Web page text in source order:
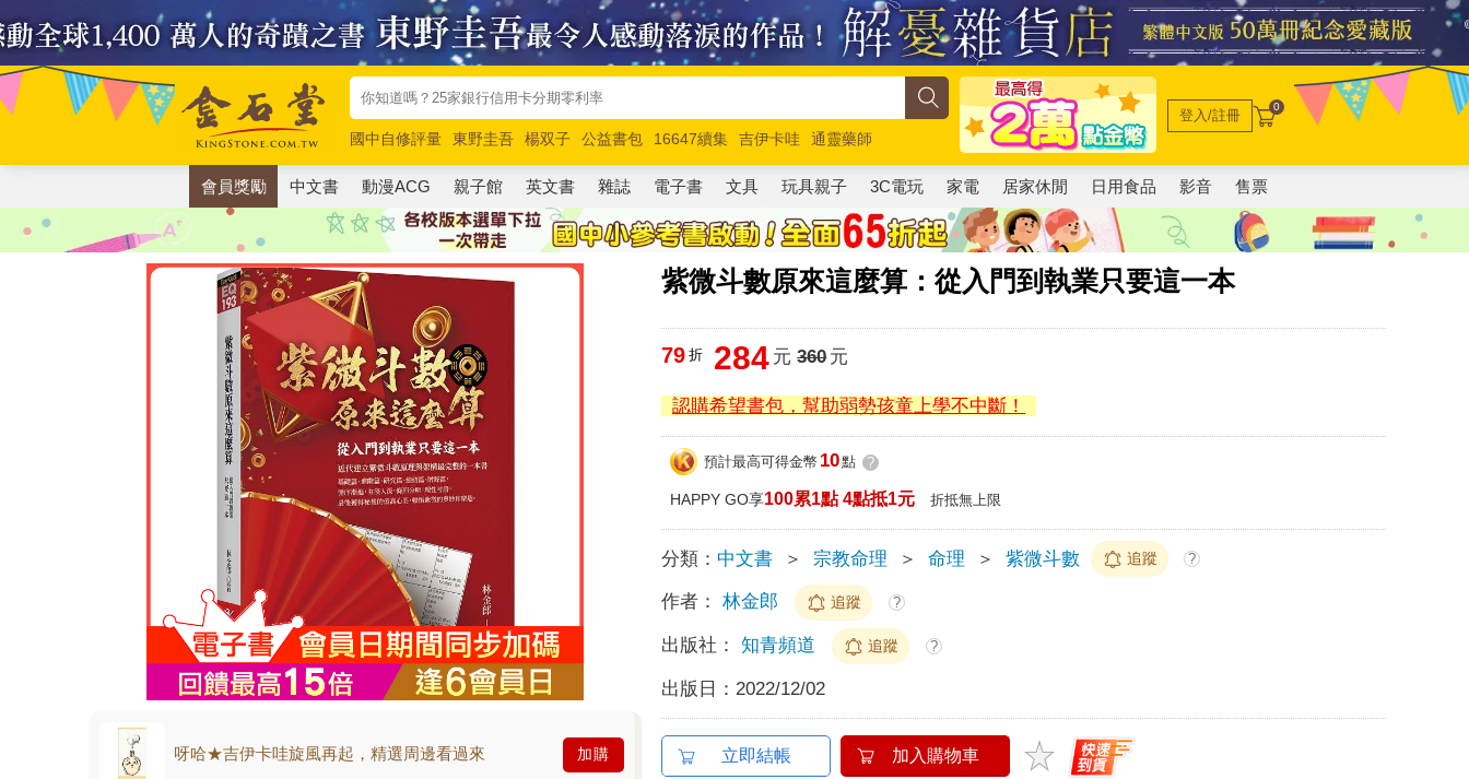
國中自修評量 東野圭吾 楊双子 公益書包 16647續集 吉伊卡哇
通靈藥師
唯紅花綻放
奧德賽 路邊攤新作 馬斯克 玩具總動員5 超慢跑
登入/註冊 0
會員獎勵 中文書 動漫ACG 親子館 英文書 雜誌 電子書 文具 玩具親子 3C電玩 家電 居家休閒 日用食品 影音 售票
紫微斗數原來這麼算：從入門到執業只要這一本
呀哈★吉伊卡哇旋風再起，精選周邊看過來 加購
79 折 284 元 360元
認購希望書包，幫助弱勢孩童上學不中斷！
預計最高可得金幣 10點 ?
HAPPY GO享100累1點 4點抵1元 折抵無上限
分類： 中文書 ＞ 宗教命理 ＞ 命理 ＞ 紫微斗數 追蹤 ?
作者： 林金郎 追蹤 ?
出版社： 知青頻道 追蹤 ?
出版日： 2022/12/02
立即結帳 加入購物車